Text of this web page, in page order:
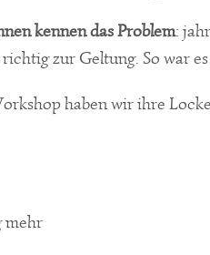
kennen das Problem:
zur Geltung. So war
haben wir ihre
mehr